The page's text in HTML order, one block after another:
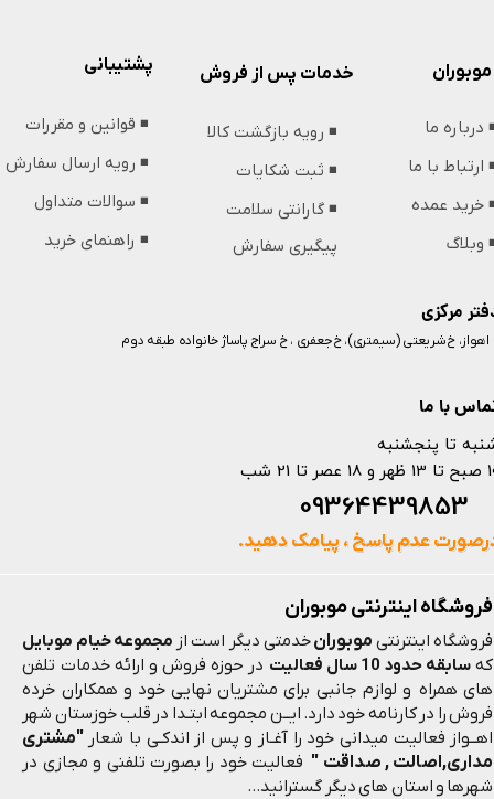
فروشگاه اینترنتی موبوران
فروشگاه اینترنتی موبورانخدمتی دیگر است از مجموعه خیام موبایل
که سابقه حدود 10 سال فعالیت
در حوزه فروش و ارائه خدمات تلفن
های همراه و لوازم جانبی برای مشتریان نهایی خود و همکاران خرده
فروش را در کارنامه خود دارد. ایــن مجموعه ابتـدا در قلب خوزستان شهر
اهــواز فعالیت میدانی خود را آغـاز و پس از اندکـی با شعار "مشتری
مداری,اصالت , صداقت " فعالیت خود را بصورت تلفنی و مجازی در
شهرها و استان های دیگر گسترانید...
مرکزی
با ما
اهواز، خ شریعتی (سیمتری)، خ جعفری ، خ سراج پاساژ خانواده طبقه دوم
تا پنجشنبه
تا 21 شب
عدم پاسخ ، پیامک دهید.
پشتیبانی
◾️ قوانین و مقررات
◾️ رویه ارسال سفارش
◾️ سوالات متداول
◾️ راهنمای خرید
موبوران
درباره ما
ارتباط با ما
خرید عمده
وبلاگ
خدمات پس از فروش
◾️ رویه بازگشت کالا
◾️ ثبت شکایات
◾️ گارانتی سلامت
پیگیری سفارش